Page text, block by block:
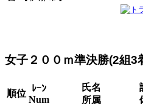
女子２００ｍ準決勝(2組
順位
ﾚｰﾝ
Num
氏名
所属